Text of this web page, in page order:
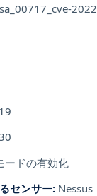
ードの有効化
センサー: Nessus